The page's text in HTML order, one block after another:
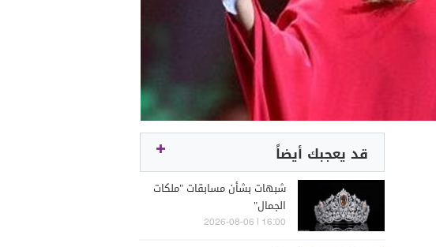
قد يعجبك أيضاً
شبهات بشأن مسابقات "ملكات
الجمال"
16:00 | 2026-08-06